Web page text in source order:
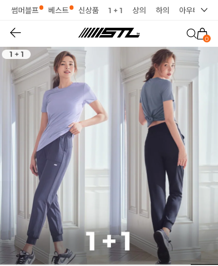
썸머블프 베스트 신상품 1 + 1 상의 하의 아우터
0